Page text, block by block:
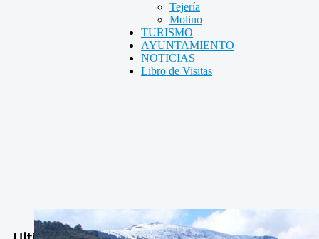
Tejería
Molino
TURISMO
AYUNTAMIENTO
NOTICIAS
Libro de Visitas